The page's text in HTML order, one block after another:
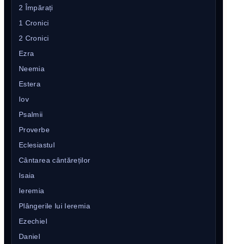
2 Împărați
1 Cronici
2 Cronici
Ezra
Neemia
Estera
Iov
Psalmii
Proverbe
Eclesiastul
Cântarea cântăreților
Isaia
Ieremia
Plângerile lui Ieremia
Ezechiel
Daniel